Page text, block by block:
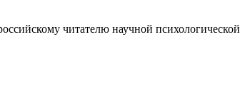
читателю научной психологической